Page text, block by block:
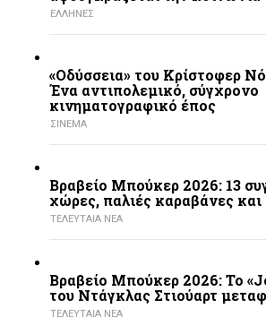
ΕΛΛΗΝΕΣ
«Οδύσσεια» του Κρίστοφερ
Ένα αντιπολεμικό, σύγχρονο
κινηματογραφικό έπος
ΣΙΝΕΜΑ
Βραβείο Μπούκερ 2026: 13
χώρες, παλιές καραβάνες και
ΤΕΛΕΥΤΑΙΑ ΝΕΑ
Βραβείο Μπούκερ 2026: Το
του Ντάγκλας Στιούαρτ
ΤΕΛΕΥΤΑΙΑ ΝΕΑ